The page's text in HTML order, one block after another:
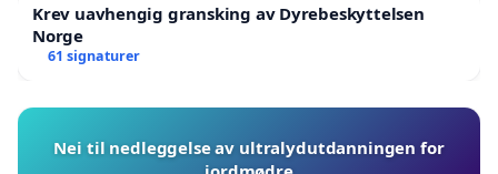
Krev uavhengig gransking av Dyrebeskyttelsen
Norge
61 signaturer
Nei til nedleggelse av ultralydutdanningen for